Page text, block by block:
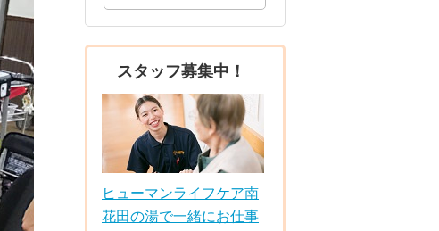
スタッフ募集中！
ヒューマンライフケア南
花田の湯で一緒にお仕事